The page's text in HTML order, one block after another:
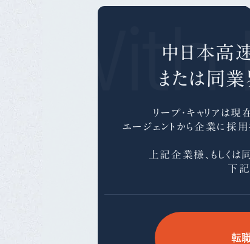
中日本高
または同業
リープ・キャリアは現
エージェントから企業に採用
上記企業様、もしくは
下記
転